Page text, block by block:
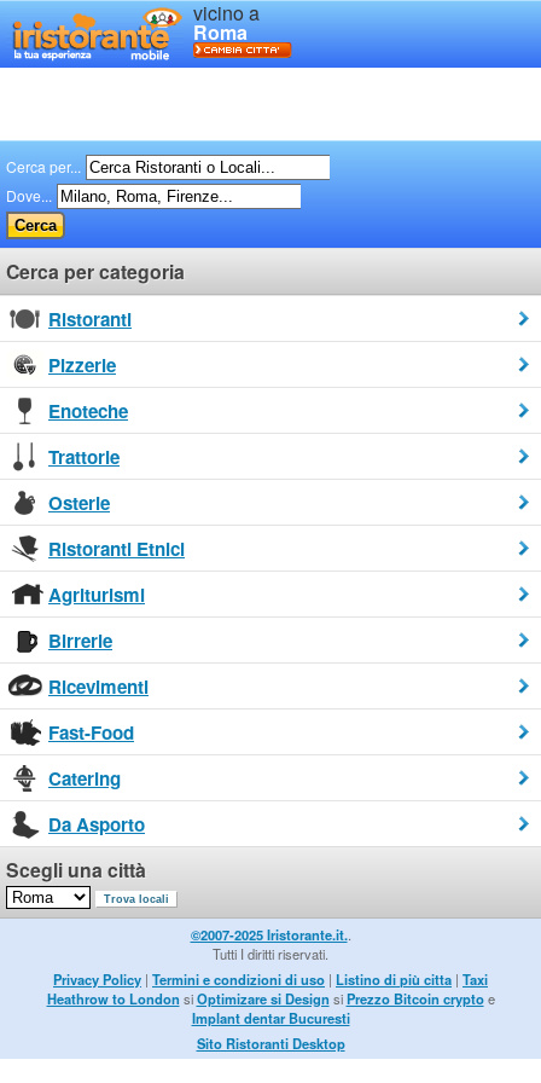
vicino a
Roma
Cerca per...
Dove...
Cerca per categoria
Ristoranti
Pizzerie
Enoteche
Trattorie
Osterie
Ristoranti Etnici
Agriturismi
Birrerie
Ricevimenti
Fast-Food
Catering
Da Asporto
Scegli una città
©2007-2025 Iristorante.it..
Tutti I diritti riservati.
Privacy Policy | Termini e condizioni di uso | Listino di più citta | Taxi
Heathrow to London siOptimizare si Design siPrezzo Bitcoin cryptoe
Implant dentar Bucuresti
Sito Ristoranti Desktop